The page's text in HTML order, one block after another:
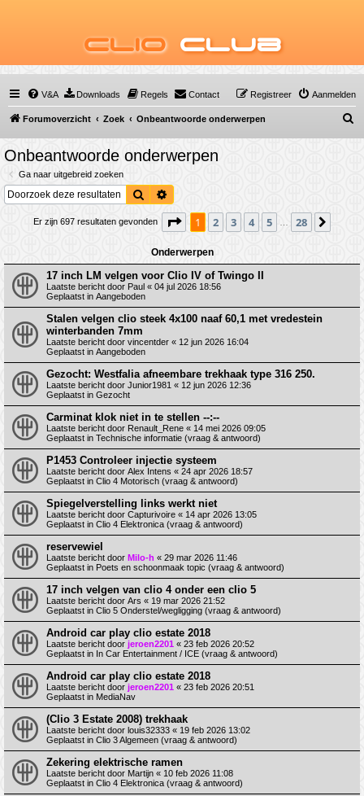
Clio Club
V&A Downloads Regels Contact Aanmelden
Registreer
Forumoverzicht Zoek Onbeantwoorde onderwerpen
o
Onbeantwoorde onderwerpen
Ga naar uitgebreid zoeken
Zoek
Er zijn 697 resultaten gevonden Pagina van28
1 2 3 4 5 28
Onderwerpen
17 inch LM velgen voor Clio IV of Twingo II
Laatste bericht door Paul « 04 jul 2026 18:56
Geplaatst in Aangeboden
Stalen velgen clio steek 4x100 naaf 60,1 met vredestein
winterbanden 7mm
Laatste bericht door vincentder « 12 jun 2026 16:04
Geplaatst in Aangeboden
Gezocht: Westfalia afneembare trekhaak type 316 250.
Laatste bericht door Junior1981 « 12 jun 2026 12:36
Geplaatst in Gezocht
Carminat klok niet in te stellen --:--
Laatste bericht door Renault_Rene « 14 mei 2026 09:05
Geplaatst in Technische informatie (vraag & antwoord)
P1453 Controleer injectie systeem
Laatste bericht door Alex Intens « 24 apr 2026 18:57
Geplaatst in Clio 4 Motorisch (vraag & antwoord)
Spiegelverstelling links werkt niet
Laatste bericht door Capturivoire « 14 apr 2026 13:05
Geplaatst in Clio 4 Elektronica (vraag & antwoord)
reservewiel
Laatste bericht door Milo-h « 29 mar 2026 11:46
Geplaatst in Poets en schoonmaak topic (vraag & antwoord)
17 inch velgen van clio 4 onder een clio 5
Laatste bericht door Ars « 19 mar 2026 21:52
Geplaatst in Clio 5 Onderstel/wegligging (vraag & antwoord)
Android car play clio estate 2018
Laatste bericht door jeroen2201 « 23 feb 2026 20:52
Geplaatst in In Car Entertainment / ICE (vraag & antwoord)
Android car play clio estate 2018
Laatste bericht door jeroen2201 « 23 feb 2026 20:51
Geplaatst in MediaNav
(Clio 3 Estate 2008) trekhaak
Laatste bericht door louis32333 « 19 feb 2026 13:02
Geplaatst in Clio 3 Algemeen (vraag & antwoord)
Zekering elektrische ramen
Laatste bericht door Martijn « 10 feb 2026 11:08
Geplaatst in Clio 4 Elektronica (vraag & antwoord)